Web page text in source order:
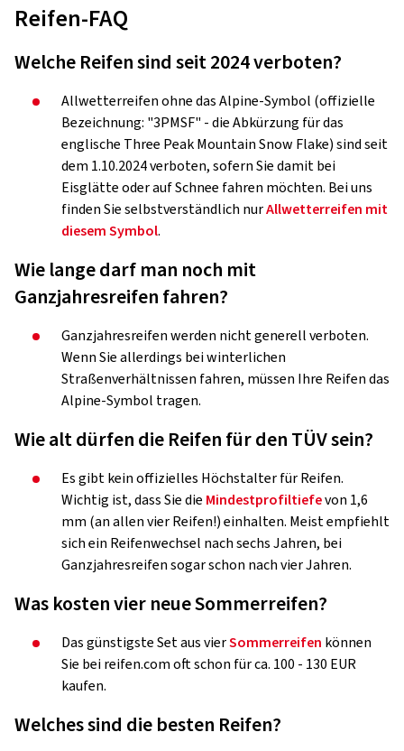
Reifen-FAQ
Welche Reifen sind seit 2024 verboten?
Allwetterreifen ohne das Alpine-Symbol (offizielle
Bezeichnung: "3PMSF" - die Abkürzung für das
englische Three Peak Mountain Snow Flake) sind seit
dem 1.10.2024 verboten, sofern Sie damit bei
Eisglätte oder auf Schnee fahren möchten. Bei uns
finden Sie selbstverständlich nurAllwetterreifen mit
diesem Symbol.
Wie lange darf man noch mit
Ganzjahresreifen fahren?
Ganzjahresreifen werden nicht generell verboten.
Wenn Sie allerdings bei winterlichen
Straßenverhältnissen fahren, müssen Ihre Reifen das
Alpine-Symbol tragen.
Wie alt dürfen die Reifen für den TÜV sein?
Es gibt kein offizielles Höchstalter für Reifen.
Wichtig ist, dass Sie die Mindestprofiltiefevon 1,6
mm (an allen vier Reifen!) einhalten. Meist empfiehlt
sich ein Reifenwechsel nach sechs Jahren, bei
Ganzjahresreifen sogar schon nach vier Jahren.
Was kosten vier neue Sommerreifen?
Das günstigste Set aus vierSommerreifen können
Sie bei reifen.com oft schon für ca. 100 - 130 EUR
kaufen.
Welches sind die besten Reifen?